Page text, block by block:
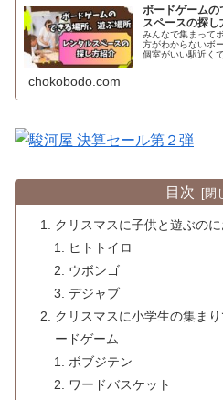
ボードゲーム
スペースの探し
みんなで集まって
方がわからないボ
個室がいい駅近く
chokobodo.com
目次
クリスマスに子供と遊ぶの
ヒトトイロ
ウボンゴ
デジャブ
クリスマスに小学生の集ま
ードゲーム
ボブジテン
ワードバスケット